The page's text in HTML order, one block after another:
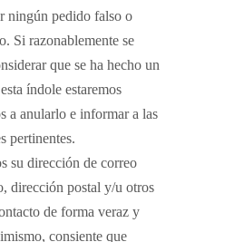
ningún pedido falso o
Si razonablemente se
que se ha hecho un
índole estaremos
a anularlo e informar a las
pertinentes.
su dirección de correo
dirección postal y/u otros
de forma veraz y
consiente que